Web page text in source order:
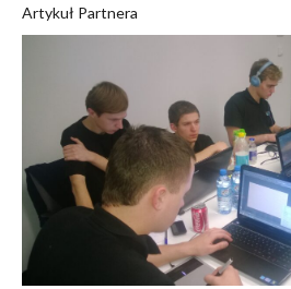
Artykuł Partnera